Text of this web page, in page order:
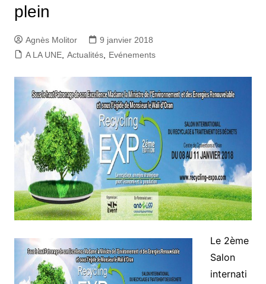
plein
Agnès Molitor
9 janvier 2018
A LA UNE, Actualités, Evénements
Le 2ème
Salon
internati